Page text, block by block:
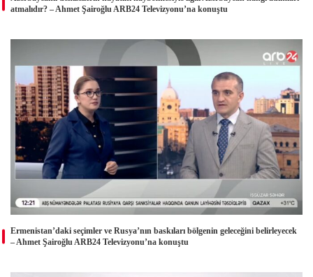
atmalıdır? – Ahmet Şairoğlu ARB24 Televizyonu’na konuştu
Ermenistan’daki seçimler ve Rusya’nın baskıları bölgenin geleceğini belirleyecek
– Ahmet Şairoğlu ARB24 Televizyonu’na konuştu